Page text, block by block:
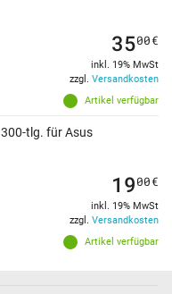
Artikel verfügbar
3500€
inkl. 19% MwSt
zzgl. Versandkosten
tlg. für Asus
Artikel verfügbar
1900€
inkl. 19% MwSt
zzgl. Versandkosten